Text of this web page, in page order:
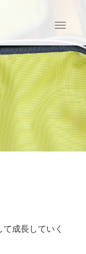
T
g
g
l
e
n
a
v
i
g
a
t
成長していく